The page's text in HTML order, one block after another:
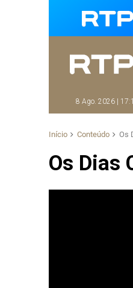
8 Ago. 2026 |
Início Conteúdo Os
Os Dias